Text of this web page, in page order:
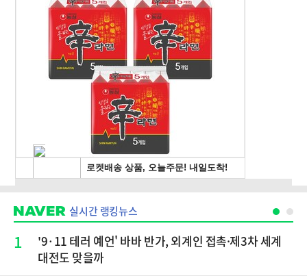
실시간 랭킹뉴스
1
'9·11 테러 예언' 바바 반가, 외계인 접촉·제3차 세계
대전도 맞을까